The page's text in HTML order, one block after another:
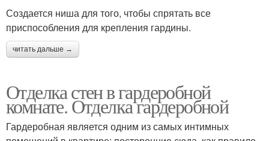
Создается ниша для того, чтобы спрятать все
приспособления для крепления гардины.
читать дальше →
Отделка стен в гардеробной
комнате. Отделка гардеробной
Гардеробная является одним из самых интимных